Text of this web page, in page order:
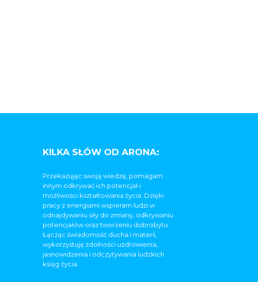
KILKA SŁÓW OD ARONA:
Przekazując swoją wiedzę, pomagam
innym odkrywać ich potencjał i
możliwości kształtowania życia. Dzięki
pracy z energiami wspieram ludzi w
odnajdywaniu siły do zmiany, odkrywaniu
potencjałów oraz tworzeniu dobrobytu.
Łącząc świadomość ducha i materii,
wykorzystuję zdolności uzdrowienia,
jasnowidzenia i odczytywania ludzkich
ksiąg życia.